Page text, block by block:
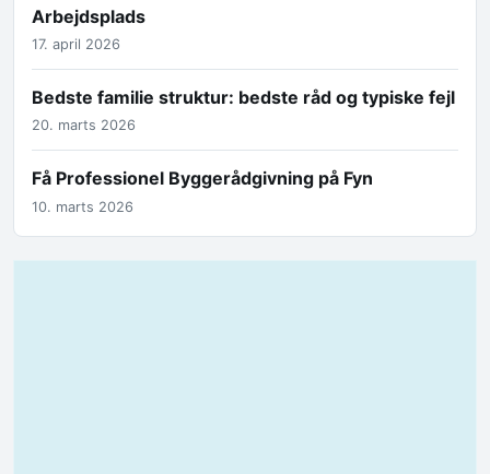
Arbejdsplads
17. april 2026
Bedste familie struktur: bedste råd og typiske fejl
20. marts 2026
Få Professionel Byggerådgivning på Fyn
10. marts 2026